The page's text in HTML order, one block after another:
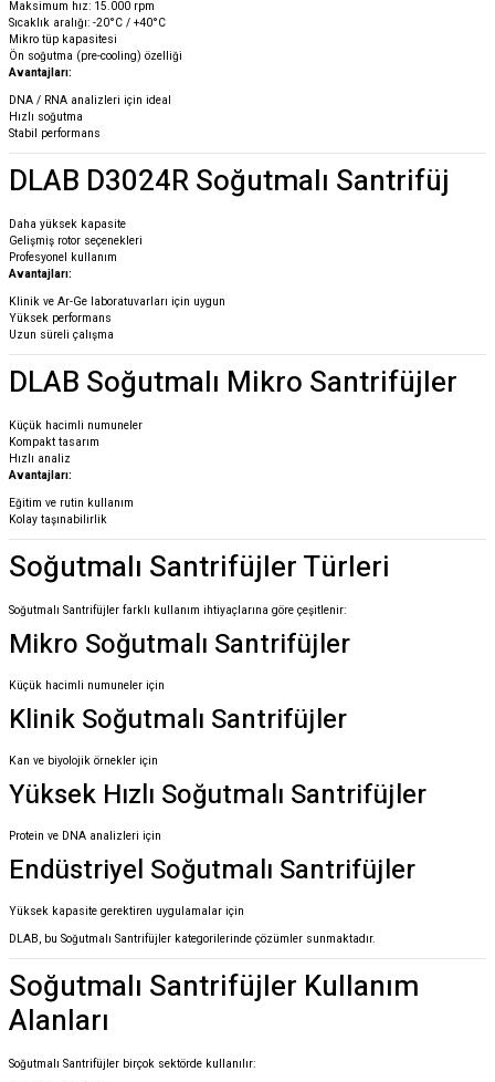
Maksimum hız: 15.000 rpm
Sıcaklık aralığı: -20°C / +40°C
Mikro tüp kapasitesi
Ön soğutma (pre-cooling) özelliği
Avantajları:
DNA / RNA analizleri için ideal
Hızlı soğutma
Stabil performans
DLAB D3024R Soğutmalı Santrifüj
Daha yüksek kapasite
Gelişmiş rotor seçenekleri
Profesyonel kullanım
Avantajları:
Klinik ve Ar-Ge laboratuvarları için uygun
Yüksek performans
Uzun süreli çalışma
DLAB Soğutmalı Mikro Santrifüjler
Küçük hacimli numuneler
Kompakt tasarım
Hızlı analiz
Avantajları:
Eğitim ve rutin kullanım
Kolay taşınabilirlik
Soğutmalı Santrifüjler Türleri
Soğutmalı Santrifüjler farklı kullanım ihtiyaçlarına göre çeşitlenir:
Mikro Soğutmalı Santrifüjler
Küçük hacimli numuneler için
Klinik Soğutmalı Santrifüjler
Kan ve biyolojik örnekler için
Yüksek Hızlı Soğutmalı Santrifüjler
Protein ve DNA analizleri için
Endüstriyel Soğutmalı Santrifüjler
Yüksek kapasite gerektiren uygulamalar için
DLAB, bu Soğutmalı Santrifüjler kategorilerinde çözümler sunmaktadır.
Soğutmalı Santrifüjler Kullanım
Alanları
Soğutmalı Santrifüjler birçok sektörde kullanılır: